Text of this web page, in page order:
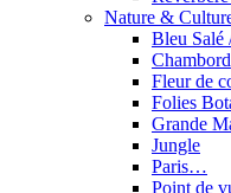
Nature &
Bleu Salé
Chambord
Fleur de
Folies
Grande
Jungle
Paris…
Point de